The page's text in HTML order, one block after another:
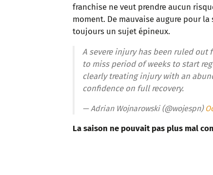
franchise ne veut prendre aucun
moment. De mauvaise augure pour
toujours un sujet épineux.
A severe injury has been ruled out
to miss period of weeks to start
clearly treating injury with an
confidence on full recovery.
— Adrian Wojnarowski (@wojespn)
La saison ne pouvait pas plus mal